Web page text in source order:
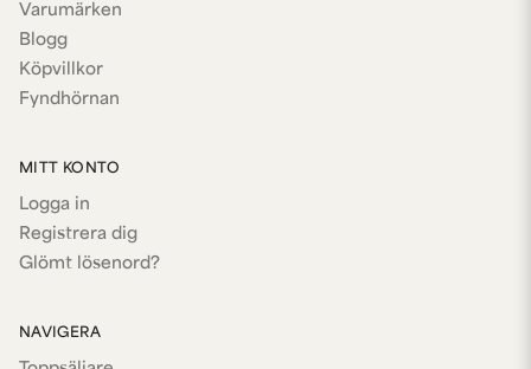
Varumärken
Blogg
Köpvillkor
Fyndhörnan
MITT KONTO
Logga in
Registrera dig
Glömt lösenord?
NAVIGERA